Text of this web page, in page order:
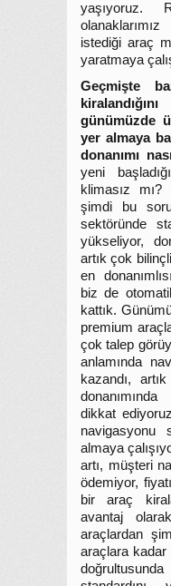
yaşıyoruz.
istediği araç
yaratmaya
Geçmişte
günümüzde
yer almaya
donanımı
yeni
klimasız
şimdi bu
sektöründe
yükseliyor,
artık çok
en
biz de
kattık.
premium
çok talep
anlamında
kazandı,
dikkat
navigasyonu
almaya
artı, müşteri
ödemiyor,
bir araç
avantaj
araçlardan
araçlara kadar